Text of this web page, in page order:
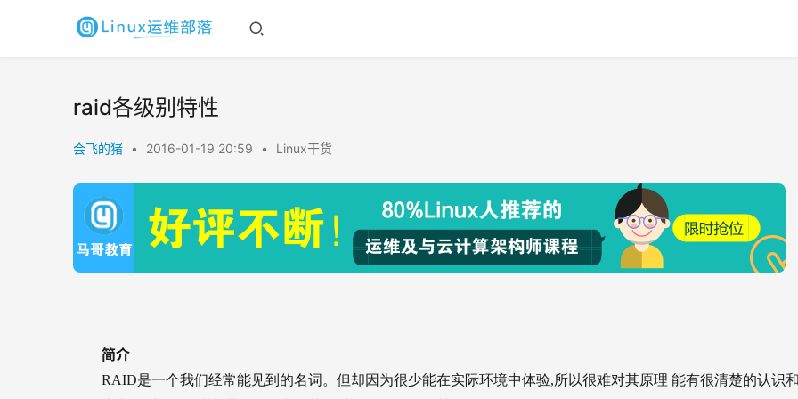
raid各级别特性
会飞的猪 • 2016-01-19 20:59 • Linux干货
简介
RAID是一个我们经常能见到的名词。但却因为很少能在实际环境中体验,所以很难对其原理 能有很清楚的认识